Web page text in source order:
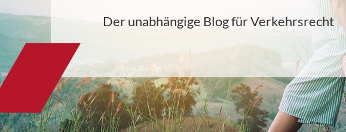
Der unabhängige Blog für Verkehrsrecht